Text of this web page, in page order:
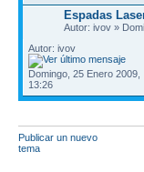
Espadas
Autor: ivov »
Autor: ivov
Domingo, 25 Enero 2009,
13:26
Publicar un nuevo
tema